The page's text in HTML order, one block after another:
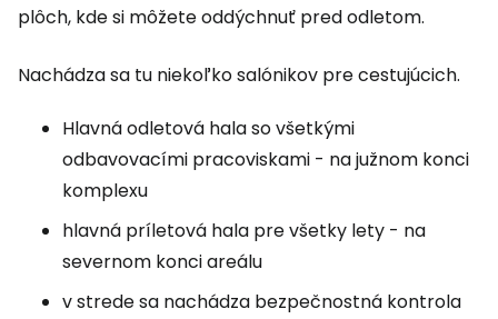
plôch, kde si môžete oddýchnuť pred odletom.
Nachádza sa tu niekoľko salónikov pre cestujúcich.
Hlavná odletová hala so všetkými
odbavovacími pracoviskami - na južnom konci
komplexu
hlavná príletová hala pre všetky lety - na
severnom konci areálu
v strede sa nachádza bezpečnostná kontrola